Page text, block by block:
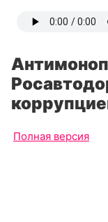
Полная версия